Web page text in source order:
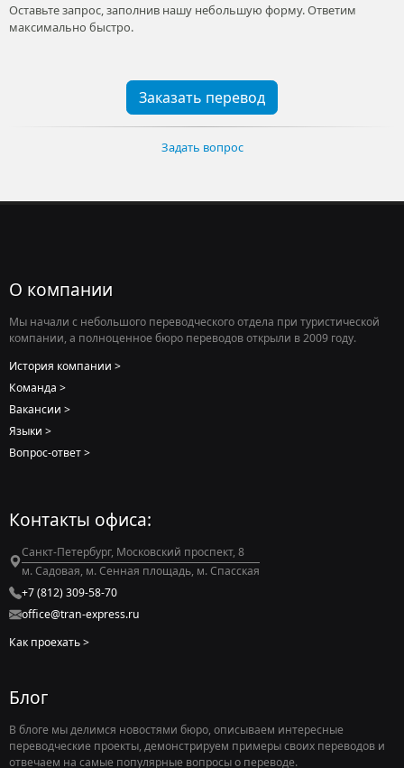
Оставьте запрос, заполнив нашу небольшую форму. Ответим
максимально быстро.
Заказать перевод
Задать вопрос
О компании
Мы начали с небольшого переводческого отдела при туристической
компании, а полноценное бюро переводов открыли в 2009 году.
История компании
Команда
Вакансии
Языки
Вопрос-ответ
Контакты офиса:
Санкт-Петербург, Московский проспект, 8
м. Садовая, м. Сенная площадь, м. Спасская
+7 (812) 309-58-70
office@tran-express.ru
Как проехать
Блог
В блоге мы делимся новостями бюро, описываем интересные
переводческие проекты, демонстрируем примеры своих переводов и
отвечаем на самые популярные вопросы о переводе.